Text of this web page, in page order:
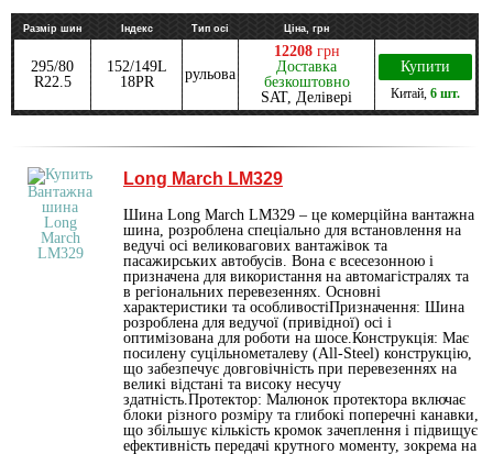
Размір шин Індекс Тип осі Ціна, грн
295/80
R22.5
152/149L
18PR
рульова
12208 грн
Доставка
безкоштовно
SAT, Делівері
Купити
Китай 6 шт.
Long March LM329
Шина Long March LM329 – це комерційна вантажна
шина, розроблена спеціально для встановлення на
ведучі осі великовагових вантажівок та
пасажирських автобусів. Вона є всесезонною і
призначена для використання на автомагістралях та
в регіональних перевезеннях. Основні
характеристики та особливостіПризначення: Шина
розроблена для ведучої (привідної) осі і
оптимізована для роботи на шосе.Конструкція: Має
посилену суцільнометалеву (All-Steel) конструкцію,
що забезпечує довговічність при перевезеннях на
великі відстані та високу несучу
здатність.Протектор: Малюнок протектора включає
блоки різного розміру та глибокі поперечні канавки,
що збільшує кількість кромок зачеплення і підвищує
ефективність передачі крутного моменту, зокрема на